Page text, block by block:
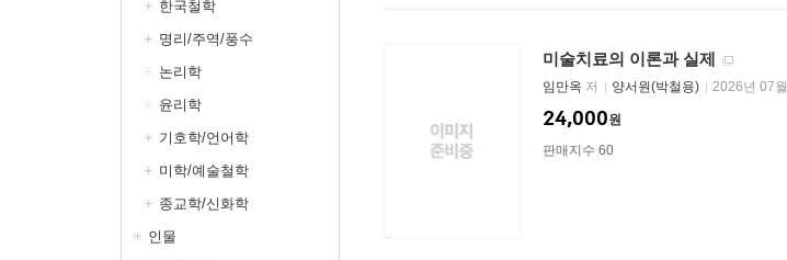
한국철학
명리/주역/풍수
논리학
윤리학
기호학/언어학
미학/예술철학
종교학/신화학
인물
미술치료의 이론과 실제
임만옥 저 양서원(박철용) 2026년 07월
24,000원
판매지수 60